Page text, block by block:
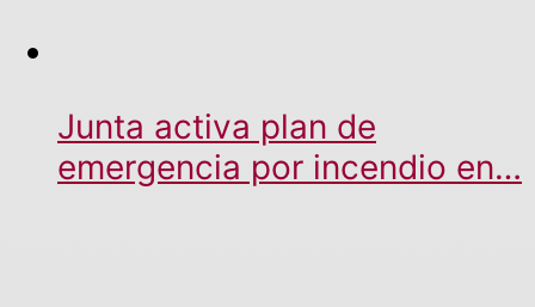
Junta activa plan de
emergencia por incendio en…